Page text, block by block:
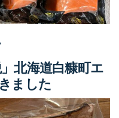
」北海道白糠町エ
ました